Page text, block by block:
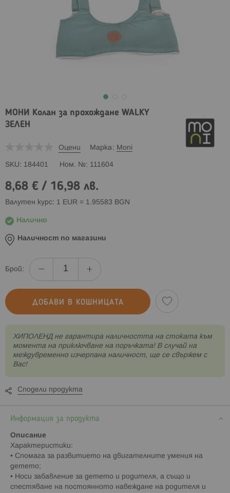
МОНИ Колан за прохождане WALKY
ЗЕЛЕН
Оцени Марка Moni
SKU 184401 Ном. № 111604
8,68 € / 16,98 лв.
Валутен курс: 1 EUR = 1.95583 BGN
Налично
Наличност по магазини
Брой:
ДОБАВИ В КОШНИЦАТА
XИПОЛЕНД не гарантира наличността на стоката към
момента на приключване на поръчката! В случай на
междувременно изчерпана наличност, ще се свържем с
Вас!
Сподели продукта
Информация за продукта
Описание
Характеристики:
• Спомага за развитието на двигателните умения на
детето;
• Носи забавление за детето и родителя, а също и
спестяване на постоянното навеждане на родителя и